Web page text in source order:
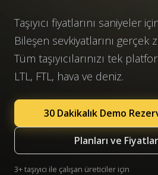
Taşıyıcı fiyatlarını saniyeler
Bileşen sevkiyatlarını gerçek
Tüm taşıyıcılarınızı tek
LTL, FTL, hava ve deniz.
30 Dakikalık Demo
Planları ve
3+ taşıyıcı ile çalışan üreticiler için